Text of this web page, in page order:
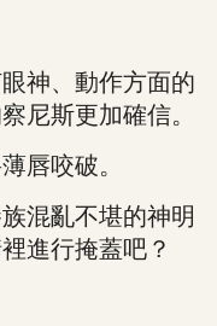
神、動作方面的
尼斯更加確信。
唇咬破。
亂不堪的神明
進行掩蓋吧？